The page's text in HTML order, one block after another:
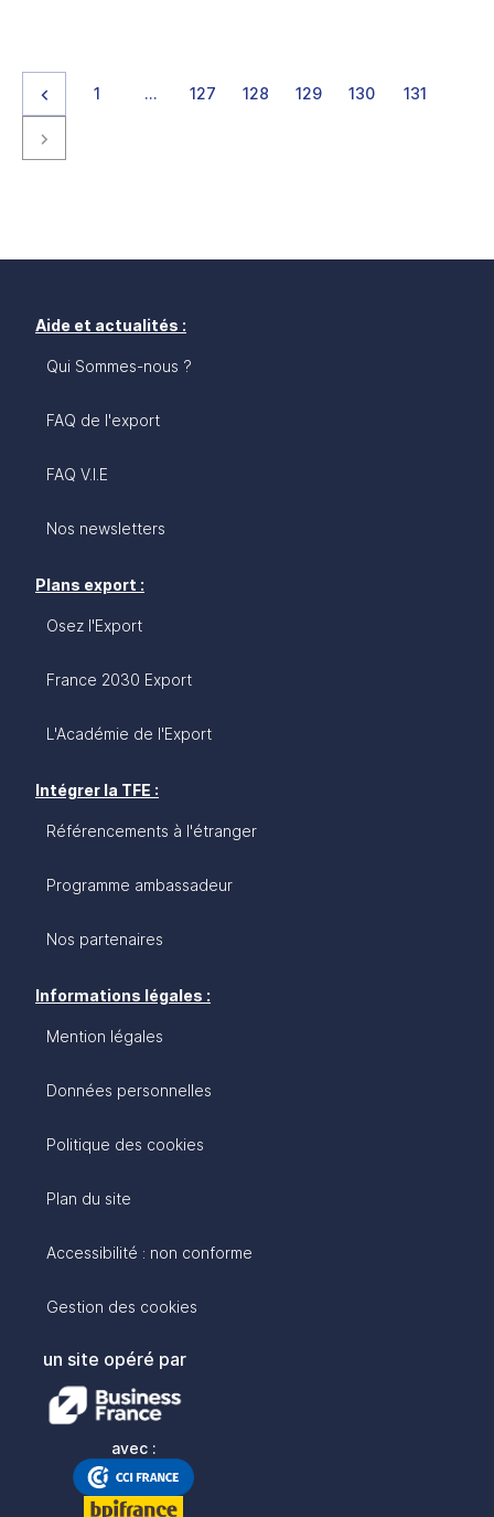
Page précédente
page
1 … page
127 page
128 page
129 page
130 page
131
Aide et actualités :
Qui Sommes-nous ?
FAQ de l'export
FAQ V.I.E
Nos newsletters
Plans export :
Osez l'Export
France 2030 Export
L'Académie de l'Export
Intégrer la TFE :
Référencements à l'étranger
Programme ambassadeur
Nos partenaires
Informations légales :
Mention légales
Données personnelles
Politique des cookies
Plan du site
Accessibilité : non conforme
Gestion des cookies
un site opéré par
avec :